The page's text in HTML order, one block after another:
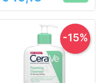
-15%